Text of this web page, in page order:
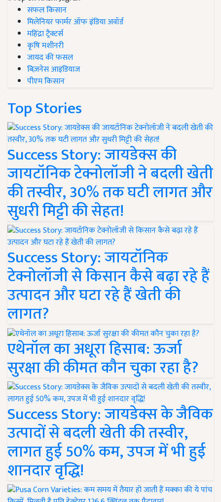
सफल किसान
मिलेनियर फार्मर ऑफ इंडिया अवॉर्ड
महिंद्रा ट्रैक्टर्स
कृषि मशीनरी
जायद की फसल
बिज़नेस आइडियाज
पीएम किसान
Top Stories
Success Story: जायडेक्स की
जायटॉनिक टेक्नोलॉजी ने बदली खेती
की तस्वीर, 30% तक घटी लागत और
सुधरी मिट्टी की सेहत!
Success Story: जायटॉनिक
टेक्नोलॉजी से किसान कैसे बढ़ा रहे हैं
उत्पादन और घटा रहे हैं खेती की
लागत?
एथेनॉल का अधूरा हिसाब: ऊर्जा
सुरक्षा की कीमत कौन चुका रहा है?
Success Story: जायडेक्स के जैविक
उत्पादों से बदली खेती की तस्वीर,
लागत हुई 50% कम, उपज में भी हुई
शानदार वृद्धि!